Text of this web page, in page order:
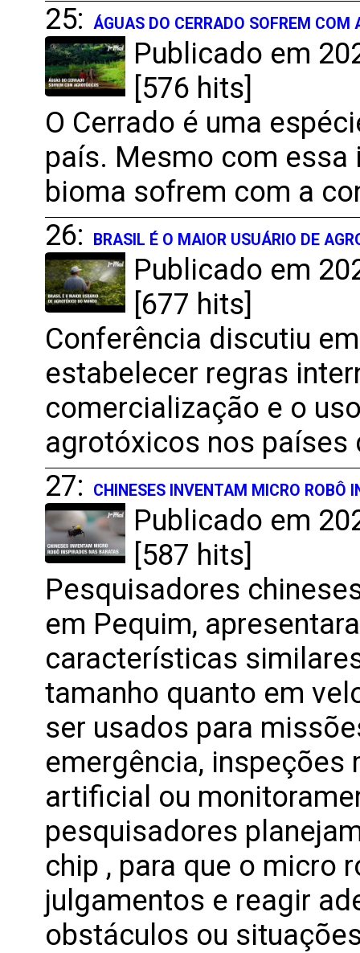
25:
ÁGUAS DO CERRADO SOFREM COM
Publicado em
[576 hits]
O Cerrado é uma
país. Mesmo com
bioma sofrem com a
26:
BRASIL É O MAIOR USUÁRIO DE
Publicado em
[677 hits]
Conferência discutiu
estabelecer regras
comercialização e o
agrotóxicos nos países
27:
CHINESES INVENTAM MICRO ROBÔ
Publicado em
[587 hits]
Pesquisadores
em Pequim,
características
tamanho quanto em
ser usados ​​para
emergência, inspeções
artificial ou
pesquisadores
chip , para que o micro
julgamentos e reagir
obstáculos ou